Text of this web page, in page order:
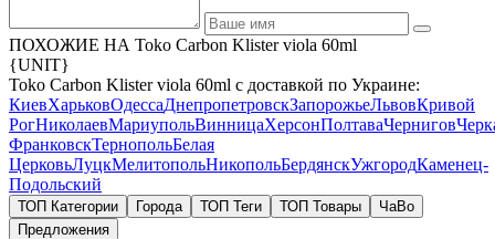
ПОХОЖИЕ НА Toko Carbon Klister viola 60ml
{UNIT}
Toko Carbon Klister viola 60ml с доставкой по Украине:
КиевХарьковОдессаДнепропетровскЗапорожьеЛьвовКривой
РогНиколаевМариупольВинницаХерсонПолтаваЧернигов
ФранковскТернопольБелая
ЦерковьЛуцкМелитопольНикопольБердянскУжгородКаменец-
Подольский
ТОП Категории Города ТОП Теги ТОП Товары
ЧаВо
Предложения